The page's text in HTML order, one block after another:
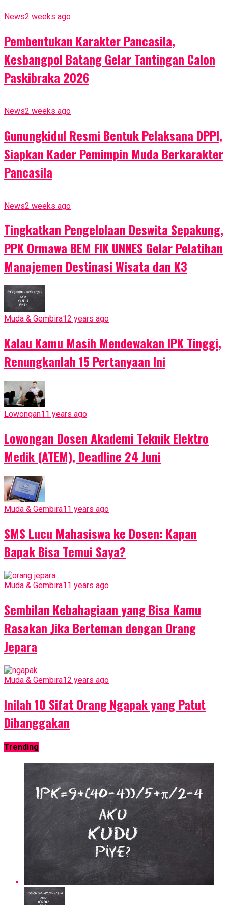
News2 weeks ago
Pembentukan Karakter Pancasila,
Kesbangpol Batang Gelar Tantingan Calon
Paskibraka 2026
News2 weeks ago
Gunungkidul Resmi Bentuk Pelaksana DPPI,
Siapkan Kader Pemimpin Muda Berkarakter
Pancasila
News2 weeks ago
Tingkatkan Pengelolaan Deswita Sepakung,
PPK Ormawa BEM FIK UNNES Gelar Pelatihan
Manajemen Destinasi Wisata dan K3
Muda & Gembira12 years ago
Kalau Kamu Masih Mendewakan IPK Tinggi,
Renungkanlah 15 Pertanyaan Ini
Lowongan11 years ago
Lowongan Dosen Akademi Teknik Elektro
Medik (ATEM), Deadline 24 Juni
Muda & Gembira11 years ago
SMS Lucu Mahasiswa ke Dosen: Kapan
Bapak Bisa Temui Saya?
Muda & Gembira11 years ago
Sembilan Kebahagiaan yang Bisa Kamu
Rasakan Jika Berteman dengan Orang
Jepara
Muda & Gembira12 years ago
Inilah 10 Sifat Orang Ngapak yang Patut
Dibanggakan
Trending